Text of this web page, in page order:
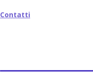
Contatti